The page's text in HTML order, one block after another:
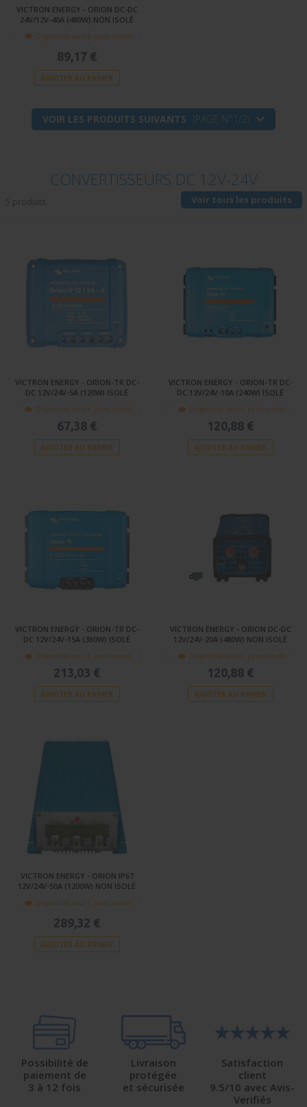
VICTRON ENERGY - ORION DC-DC
24V/12V-40A (480W) NON ISOLÉ
Disponible sous 6 jours ouvrés
89,17 €
AJOUTER AU PANIER
VOIR LES PRODUITS SUIVANTS (PAGE N°1/2)
CONVERTISSEURS DC 12V-24V
5 produits Voir tous les produits
VICTRON ENERGY - ORION-TR DC-
DC 12V/24V-5A (120W) ISOLÉ
Disponible sous 6 jours ouvrés
67,38 €
AJOUTER AU PANIER
VICTRON ENERGY - ORION-TR DC-
DC 12V/24V-10A (240W) ISOLÉ
Disponible sous 6 jours ouvrés
120,88 €
AJOUTER AU PANIER
VICTRON ENERGY - ORION-TR DC-
DC 12V/24V-15A (360W) ISOLÉ
Disponible sous 6 jours ouvrés
213,03 €
AJOUTER AU PANIER
VICTRON ENERGY - ORION DC-DC
12V/24V-20A (480W) NON ISOLÉ
Disponible sous 6 jours ouvrés
120,88 €
AJOUTER AU PANIER
VICTRON ENERGY - ORION IP67
12V/24V-50A (1200W) NON ISOLÉ
Disponible sous 6 jours ouvrés
289,32 €
AJOUTER AU PANIER
Possibilité de
paiement de
3 à 12 fois
Livraison
protégée
et sécurisée
Satisfaction
client
9.5/10 avec Avis-
Verifiés